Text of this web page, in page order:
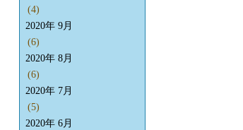
(4)
2020年 9月
(6)
2020年 8月
(6)
2020年 7月
(5)
2020年 6月